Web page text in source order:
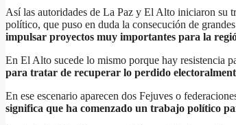
Así las autoridades de La Paz y El Alto iniciaron su
político, que puso en duda la consecución de
impulsar proyectos muy importantes para la
En El Alto sucede lo mismo porque hay resistencia
para tratar de recuperar lo perdido
En ese escenario aparecen dos Fejuves o
significa que ha comenzado un trabajo político